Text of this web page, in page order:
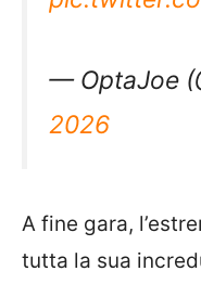
— OptaJoe
2026
A fine gara,
tutta la sua